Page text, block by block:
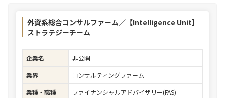
外資系総合コンサルファーム／【Intelligence Unit】
ストラテジーチーム
企業名
非公開
業界
コンサルティングファーム
業種・職種
ファイナンシャルアドバイザリー(FAS)